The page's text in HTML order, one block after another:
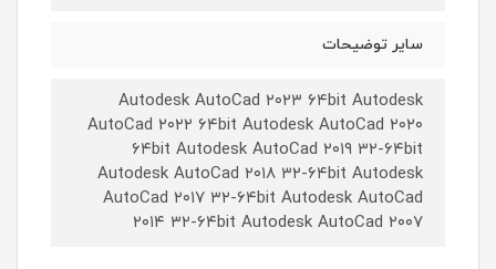
سایر توضیحات
Autodesk AutoCad ۲۰۲۳ ۶۴bit Autodesk
AutoCad ۲۰۲۲ ۶۴bit Autodesk AutoCad ۲۰۲۰
۶۴bit Autodesk AutoCad ۲۰۱۹ ۳۲-۶۴bit
Autodesk AutoCad ۲۰۱۸ ۳۲-۶۴bit Autodesk
AutoCad ۲۰۱۷ ۳۲-۶۴bit Autodesk AutoCad
۲۰۱۴ ۳۲-۶۴bit Autodesk AutoCad ۲۰۰۷